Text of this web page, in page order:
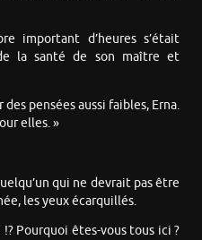
important d’heures s’était
la santé de son maître et
des pensées aussi faibles, Erna.
elles. »
qui ne devrait pas être
les yeux écarquillés.
Pourquoi êtes-vous tous ici ?